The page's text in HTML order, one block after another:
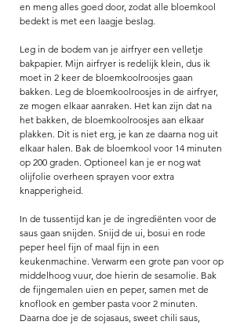
en meng alles goed door, zodat alle bloemkool
bedekt is met een laagje beslag.
Leg in de bodem van je airfryer een velletje
bakpapier. Mijn airfryer is redelijk klein, dus ik
moet in 2 keer de bloemkoolroosjes gaan
bakken. Leg de bloemkoolroosjes in de airfryer,
ze mogen elkaar aanraken. Het kan zijn dat na
het bakken, de bloemkoolroosjes aan elkaar
plakken. Dit is niet erg, je kan ze daarna nog uit
elkaar halen. Bak de bloemkool voor 14 minuten
op 200 graden. Optioneel kan je er nog wat
olijfolie overheen sprayen voor extra
knapperigheid.
In de tussentijd kan je de ingrediënten voor de
saus gaan snijden. Snijd de ui, bosui en rode
peper heel fijn of maal fijn in een
keukenmachine. Verwarm een grote pan voor op
middelhoog vuur, doe hierin de sesamolie. Bak
de fijngemalen uien en peper, samen met de
knoflook en gember pasta voor 2 minuten.
Daarna doe je de sojasaus, sweet chili saus,